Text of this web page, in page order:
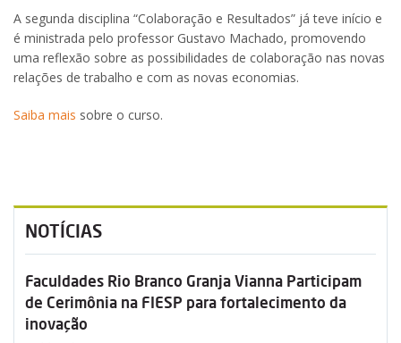
A segunda disciplina “Colaboração e Resultados” já teve início e
é ministrada pelo professor Gustavo Machado, promovendo
uma reflexão sobre as possibilidades de colaboração nas novas
relações de trabalho e com as novas economias.
Saiba mais sobre o curso.
NOTÍCIAS
Faculdades Rio Branco Granja Vianna Participam
de Cerimônia na FIESP para fortalecimento da
inovação